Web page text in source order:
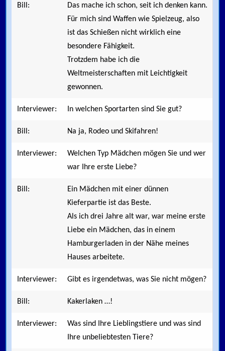
Bill:
Das mache ich schon, seit ich denken kann.
Für mich sind Waffen wie Spielzeug, also
ist das Schießen nicht wirklich eine
besondere Fähigkeit.
Trotzdem habe ich die
Weltmeisterschaften mit Leichtigkeit
gewonnen.
Interviewer: In welchen Sportarten sind Sie gut?
Bill: Na ja, Rodeo und Skifahren!
Interviewer:
Welchen Typ Mädchen mögen Sie und wer
war Ihre erste Liebe?
Bill:
Ein Mädchen mit einer dünnen
Kieferpartie ist das Beste.
Als ich drei Jahre alt war, war meine erste
Liebe ein Mädchen, das in einem
Hamburgerladen in der Nähe meines
Hauses arbeitete.
Interviewer: Gibt es irgendetwas, was Sie nicht mögen?
Bill: Kakerlaken …!
Interviewer:
Was sind Ihre Lieblingstiere und was sind
Ihre unbeliebtesten Tiere?